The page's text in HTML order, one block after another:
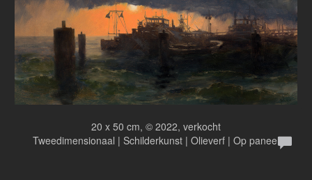
20 x 50 cm, © 2022, verkocht
Tweedimensionaal | Schilderkunst | Olieverf | Op paneel